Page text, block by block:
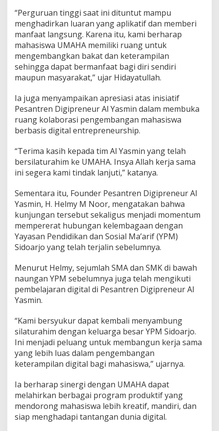
M
a
h
a
s
i
s
w
a
“Perguruan tinggi saat ini dituntut mampu
menghadirkan luaran yang aplikatif dan memberi
manfaat langsung. Karena itu, kami berharap
mahasiswa UMAHA memiliki ruang untuk
mengembangkan bakat dan keterampilan
sehingga dapat bermanfaat bagi diri sendiri
maupun masyarakat,” ujar Hidayatullah.
Ia juga menyampaikan apresiasi atas inisiatif
Pesantren Digipreneur Al Yasmin dalam membuka
ruang kolaborasi pengembangan mahasiswa
berbasis digital entrepreneurship.
“Terima kasih kepada tim Al Yasmin yang telah
bersilaturahim ke UMAHA. Insya Allah kerja sama
ini segera kami tindak lanjuti,” katanya.
Sementara itu, Founder Pesantren Digipreneur Al
Yasmin, H. Helmy M Noor, mengatakan bahwa
kunjungan tersebut sekaligus menjadi momentum
mempererat hubungan kelembagaan dengan
Yayasan Pendidikan dan Sosial Ma’arif (YPM)
Sidoarjo yang telah terjalin sebelumnya.
Menurut Helmy, sejumlah SMA dan SMK di bawah
naungan YPM sebelumnya juga telah mengikuti
pembelajaran digital di Pesantren Digipreneur Al
Yasmin.
“Kami bersyukur dapat kembali menyambung
silaturahim dengan keluarga besar YPM Sidoarjo.
Ini menjadi peluang untuk membangun kerja sama
yang lebih luas dalam pengembangan
keterampilan digital bagi mahasiswa,” ujarnya.
Ia berharap sinergi dengan UMAHA dapat
melahirkan berbagai program produktif yang
mendorong mahasiswa lebih kreatif, mandiri, dan
siap menghadapi tantangan dunia digital.